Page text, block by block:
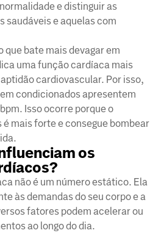
e distinguir as
saudáveis e aquelas com
que bate mais devagar em
uma função cardíaca mais
cardiovascular. Por isso,
condicionados apresentem
Isso ocorre porque o
mais forte e consegue bombear
os
não é um número estático. Ela
às demandas do seu corpo e a
fatores podem acelerar ou
ao longo do dia.